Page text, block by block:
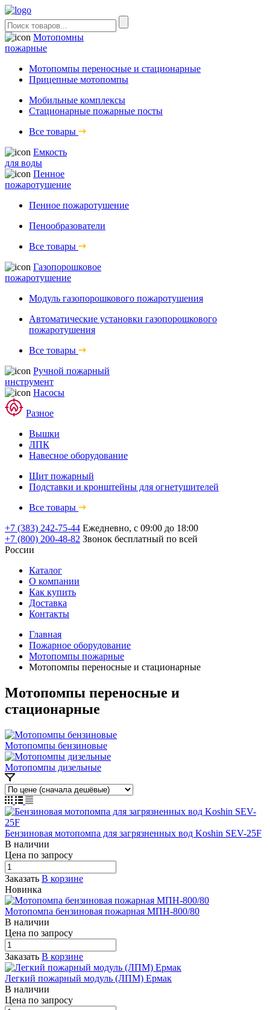
Мотопомны
пожарные
Мотопомпы переносные и стационарные
Прицепные мотопомпы
Мобильные комплексы
Стационарные пожарные посты
Все товары
Емкость
для воды
Пенное
пожаротушение
Пенное пожаротушение
Пенообразователи
Все товары
Газопорошковое
пожаротушение
Модуль газопорошкового пожаротушения
Автоматические установки газопорошкового
пожаротушения
Все товары
Ручной пожарный
инструмент
Насосы
Разное
Вышки
ЛПК
Навесное оборудование
Щит пожарный
Подставки и кронштейны для огнетушителей
Все товары
+7 (383) 242-75-44 Ежедневно, с 09:00 до 18:00
+7 (800) 200-48-82 Звонок бесплатный по всей
России
Каталог
О компании
Как купить
Доставка
Контакты
Главная
Пожарное оборудование
Мотопомпы пожарные
Мотопомпы переносные и стационарные
Мотопомпы переносные и
стационарные
Мотопомпы бензиновые
Мотопомпы дизельные
Бензиновая мотопомпа для загрязненных вод Koshin SEV-25F
В наличии
Цена по запросу
Заказать В корзине
Новинка
Мотопомпа бензиновая пожарная МПН-800/80
В наличии
Цена по запросу
Заказать В корзине
Легкий пожарный модуль (ЛПМ) Ермак
В наличии
Цена по запросу